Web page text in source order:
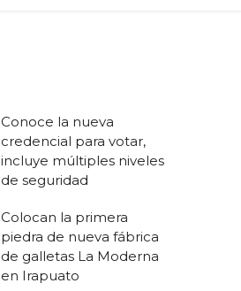
Conoce la nueva
credencial para votar,
incluye múltiples niveles
de seguridad
Colocan la primera
piedra de nueva fábrica
de galletas La Moderna
en Irapuato